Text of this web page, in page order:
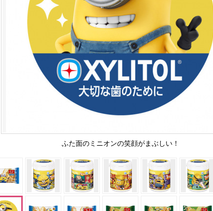
ふた面のミニオンの笑顔がまぶしい！